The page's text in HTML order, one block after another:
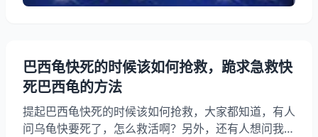
讲究方法的
巴西龟快死的时候该如何抢救，跪求急救快
死巴西龟的方法
提起巴西龟快死的时候该如何抢救，大家都知道，有人
问乌龟快要死了，怎么救活啊？另外，还有人想问我的